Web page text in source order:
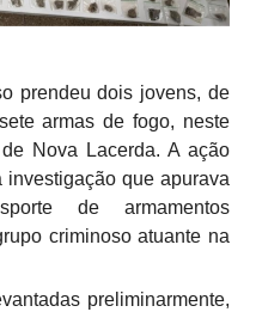
prendeu dois jovens, de
armas de fogo, neste
Nova Lacerda. A ação
que apurava
de armamentos
criminoso atuante na
preliminarmente,